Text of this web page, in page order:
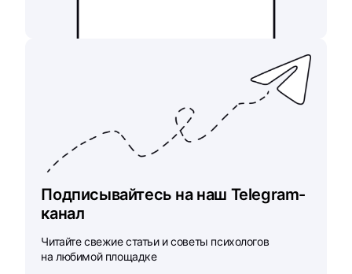
Подписывайтесь на наш Telegram-
канал
Читайте свежие статьи и советы психологов
на любимой площадке